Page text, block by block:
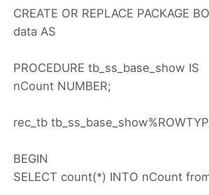
CREATE OR REPLACE PACKAGE
data AS
PROCEDURE tb_ss_base_show IS
nCount NUMBER;
rec_tb
BEGIN
SELECT count(*) INTO nCount